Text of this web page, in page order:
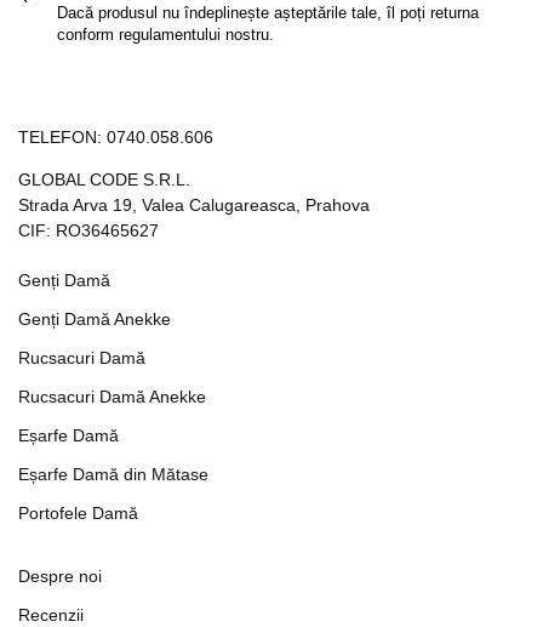
Dacă produsul nu îndeplinește așteptările tale, îl poți returna
conform regulamentului nostru.
TELEFON: 0740.058.606
GLOBAL CODE S.R.L.
Strada Arva 19, Valea Calugareasca, Prahova
CIF: RO36465627
Genți Damă
Genți Damă Anekke
Rucsacuri Damă
Rucsacuri Damă Anekke
Eșarfe Damă
Eșarfe Damă din Mătase
Portofele Damă
Despre noi
Recenzii